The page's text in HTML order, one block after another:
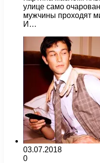
улице само
мужчины проходят
И…
03.07.2018
0